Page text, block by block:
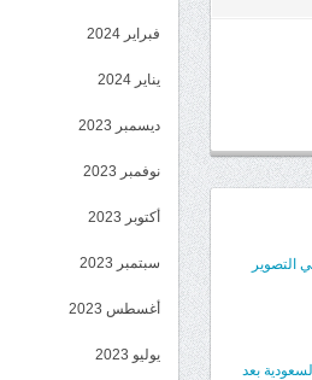
التصوير
بعد
فبراير 2024
يناير 2024
ديسمبر 2023
نوفمبر 2023
أكتوبر 2023
سبتمبر 2023
أغسطس 2023
يوليو 2023